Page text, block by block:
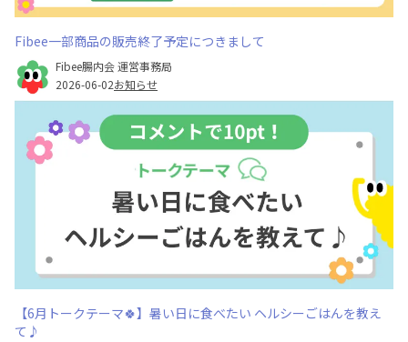
Fibee一部商品の販売終了予定につきまして
Fibee腸内会 運営事務局
2026-06-02お知らせ
【6月トークテーマ🍀】暑い日に食べたい ヘルシーごはんを教え
て♪